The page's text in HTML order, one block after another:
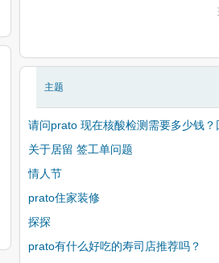
主题
请问prato 现在核酸检测需要多少钱？
关于居留 签工单问题
情人节
prato住家装修
探探
prato有什么好吃的寿司店推荐吗？